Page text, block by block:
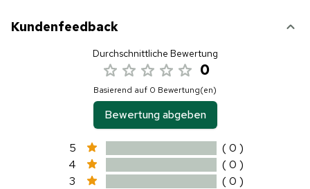
Kundenfeedback
Durchschnittliche Bewertung
0
Basierend auf 0 Bewertung(en)
Bewertung abgeben
5
( 0 )
4
( 0 )
3
( 0 )